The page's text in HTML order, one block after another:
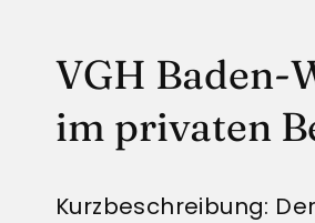
VGH Baden-
im privaten
Kurzbeschreibung: